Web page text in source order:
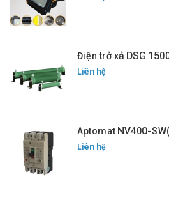
Điện trở xả DSG
Liên hệ
Aptomat NV400-
Liên hệ